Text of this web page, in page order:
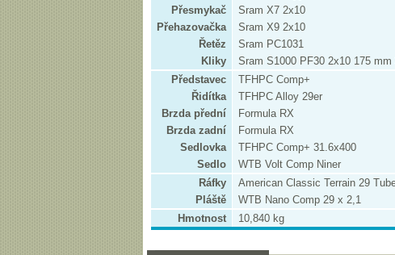
Přesmykač
Sram X7 2x10
Přehazovačka
Sram X9 2x10
Řetěz
Sram PC1031
Kliky
Sram S1000 PF30 2x10 175 mm
Představec
TFHPC Comp+
Řidítka
TFHPC Alloy 29er
Brzda přední
Formula RX
Brzda zadní
Formula RX
Sedlovka
TFHPC Comp+ 31.6x400
Sedlo
WTB Volt Comp Niner
Ráfky
American Classic Terrain 29
Pláště
WTB Nano Comp 29 x 2,1
Hmotnost
10,840 kg